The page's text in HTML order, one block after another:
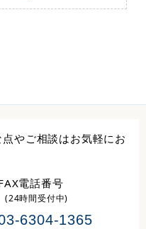
やご相談はお気軽にお
電話番号
(24時間受付中)
6304-1365